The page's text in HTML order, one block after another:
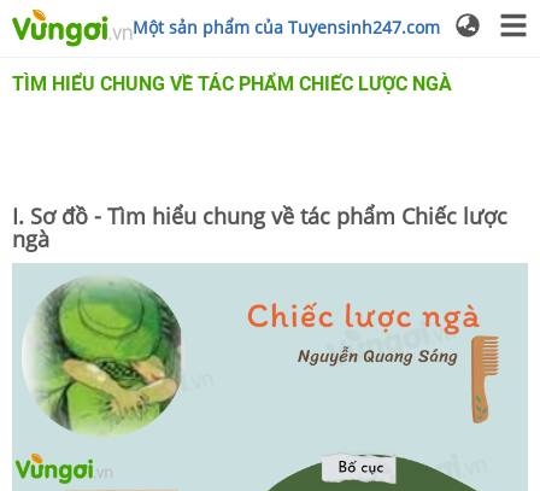
Một sản phẩm của Tuyensinh247.com
TÌM HIỂU CHUNG VỀ TÁC PHẨM CHIẾC LƯỢC NGÀ
I. Sơ đồ - Tìm hiểu chung về tác phẩm Chiếc lược
ngà